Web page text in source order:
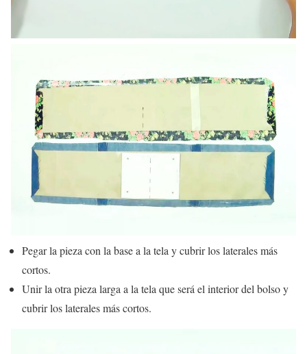
Pegar la pieza con la base a la tela y cubrir los laterales más
cortos.
Unir la otra pieza larga a la tela que será el interior del bolso y
cubrir los laterales más cortos.